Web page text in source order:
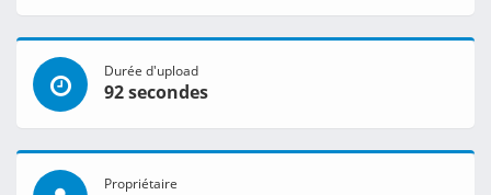
Durée d'upload
92 secondes
Propriétaire